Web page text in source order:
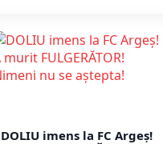
DOLIU imens la FC Argeș!